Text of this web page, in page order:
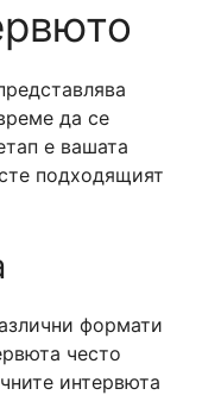
да се
е вашата
подходящият
формати
често
интервюта